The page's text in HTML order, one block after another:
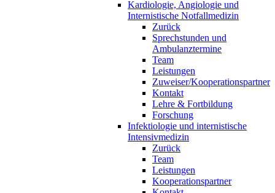
Kardiologie, Angiologie und
Internistische Notfallmedizin
Zurück
Sprechstunden und
Ambulanztermine
Team
Leistungen
Zuweiser/Kooperationspartner
Kontakt
Lehre & Fortbildung
Forschung
Infektiologie und internistische
Intensivmedizin
Zurück
Team
Leistungen
Kooperationspartner